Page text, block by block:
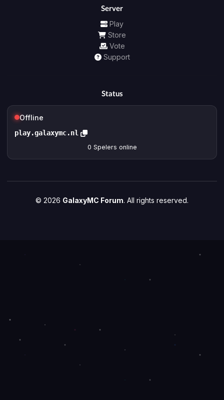
Server
Play
Store
Vote
Support
Status
Offline
play.galaxymc.nl
0 Spelers online
© 2026 GalaxyMC Forum. All rights reserved.